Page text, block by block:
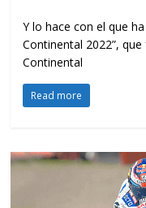
Y lo hace con el que
Continental 2022”,
Continental
Read more